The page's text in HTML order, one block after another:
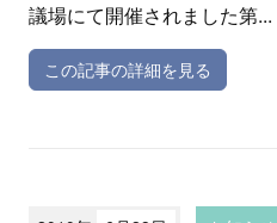
議場にて開催されました第...
この記事の詳細を見る